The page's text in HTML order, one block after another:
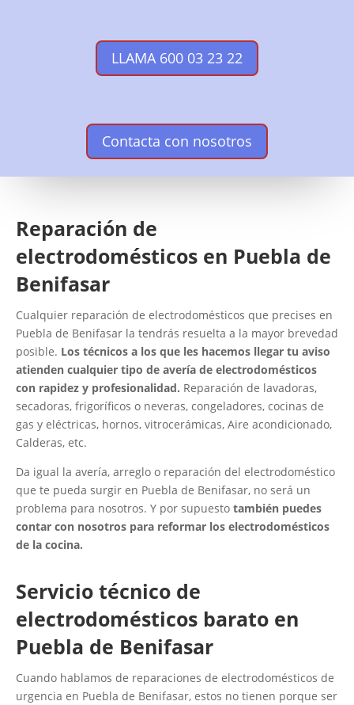
LLAMA 600 03 23 22
Contacta con nosotros
Reparación de
electrodomésticos en Puebla de
Benifasar
Cualquier reparación de electrodomésticos que precises en
Puebla de Benifasar la tendrás resuelta a la mayor brevedad
posible. Los técnicos a los que les hacemos llegar tu aviso
atienden cualquier tipo de avería de electrodomésticos
con rapidez y profesionalidad. Reparación de lavadoras,
secadoras, frigoríficos o neveras, congeladores, cocinas de
gas y eléctricas, hornos, vitrocerámicas, Aire acondicionado,
Calderas, etc.
Da igual la avería, arreglo o reparación del electrodoméstico
que te pueda surgir en Puebla de Benifasar, no será un
problema para nosotros. Y por supuesto también puedes
contar con nosotros para reformar los electrodomésticos
de la cocina.
Servicio técnico de
electrodomésticos barato en
Puebla de Benifasar
Cuando hablamos de reparaciones de electrodomésticos de
urgencia en Puebla de Benifasar, estos no tienen porque ser